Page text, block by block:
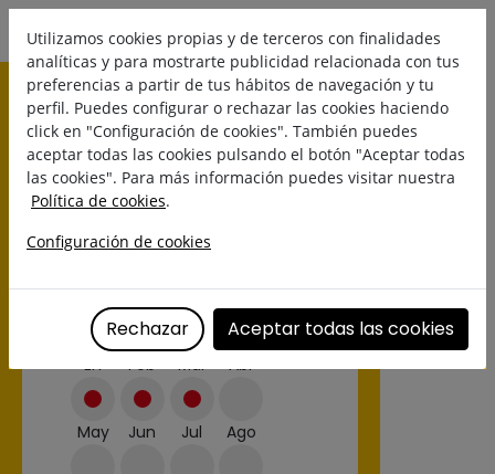
KIWI BOUQUET
Temporada/Disponibilidad:
En
Feb Mar Abr
May Jun Jul Ago
Utilizamos cookies propias y de terceros con finalidades
analíticas y para mostrarte publicidad relacionada con tus
preferencias a partir de tus hábitos de navegación y tu
perfil. Puedes configurar o rechazar las cookies haciendo
click en "Configuración de cookies". También puedes
aceptar todas las cookies pulsando el botón "Aceptar todas
las cookies". Para más información puedes visitar nuestra
Política de cookies.
Configuración de cookies
Rechazar Aceptar todas las cookies